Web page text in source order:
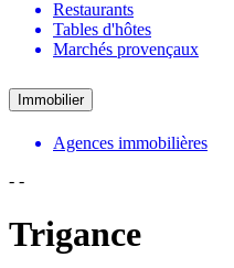
Restaurants
Tables d'hôtes
Marchés provençaux
Immobilier
Agences immobilières
- -
Trigance